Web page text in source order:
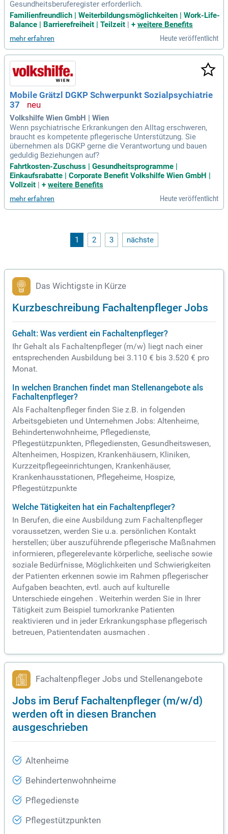
Gesundheitsberuferegister erforderlich.
Familienfreundlich | Weiterbildungsmöglichkeiten | Work-Life-
Balance | Barrierefreiheit | Teilzeit | + weitere Benefits
mehr erfahren Heute veröffentlicht
Mobile Grätzl DGKP Schwerpunkt Sozialpsychiatrie
37
Volkshilfe Wien GmbH | Wien
Wenn psychiatrische Erkrankungen den Alltag erschweren,
braucht es kompetente pflegerische Unterstützung. Sie
übernehmen als DGKP gerne die Verantwortung und bauen
geduldig Beziehungen auf?
Fahrtkosten-Zuschuss | Gesundheitsprogramme |
Einkaufsrabatte | Corporate Benefit Volkshilfe Wien GmbH |
Vollzeit
+ weitere Benefits
mehr erfahren Heute veröffentlicht
1 2 3 nächste
Das Wichtigste in Kürze
Kurzbeschreibung Fachaltenpfleger Jobs
Gehalt: Was verdient ein Fachaltenpfleger?
Ihr Gehalt als Fachaltenpfleger (m/w) liegt nach einer
entsprechenden Ausbildung bei 3.110 € bis 3.520 € pro
Monat.
In welchen Branchen findet man Stellenangebote als
Fachaltenpfleger?
Als Fachaltenpfleger finden Sie z.B. in folgenden
Arbeitsgebieten und Unternehmen Jobs: Altenheime,
Behindertenwohnheime, Pflegedienste,
Pflegestützpunkten, Pflegediensten, Gesundheitswesen,
Altenheimen, Hospizen, Krankenhäusern, Kliniken,
Kurzzeitpflegeeinrichtungen, Krankenhäuser,
Krankenhausstationen, Pflegeheime, Hospize,
Pflegestützpunkte
Welche Tätigkeiten hat ein Fachaltenpfleger?
In Berufen, die eine Ausbildung zum Fachaltenpfleger
voraussetzen, werden Sie u.a. persönlichen Kontakt
herstellen; über auszuführende pflegerische Maßnahmen
informieren, pflegerelevante körperliche, seelische sowie
soziale Bedürfnisse, Möglichkeiten und Schwierigkeiten
der Patienten erkennen sowie im Rahmen pflegerischer
Aufgaben beachten, evtl. auch auf kulturelle
Unterschiede eingehen . Weiterhin werden Sie in Ihrer
Tätigkeit zum Beispiel tumorkranke Patienten
reaktivieren und in jeder Erkrankungsphase pflegerisch
betreuen, Patientendaten ausmachen .
Fachaltenpfleger Jobs und Stellenangebote
Jobs im Beruf Fachaltenpfleger (m/w/d)
werden oft in diesen Branchen
ausgeschrieben
Altenheime
Behindertenwohnheime
Pflegedienste
Pflegestützpunkten